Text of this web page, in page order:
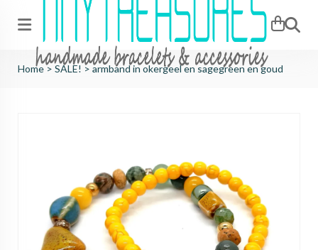
Zoeken
Home> SALE! > armband in okergeel en sagegreen en goud